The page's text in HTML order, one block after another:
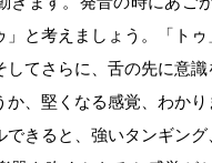
」と考えましょう。「ト
してさらに、舌の先に意
か、堅くなる感覚、わか
できると、強いタンギン